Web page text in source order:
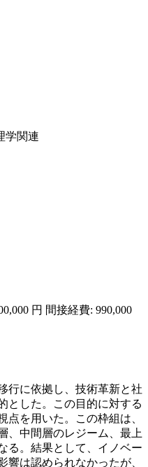
学関連
円 間接経費: 990,000
行に依拠し、技術革新と社
とした。この目的に対する
点を用いた。この枠組は、
、中間層のレジーム、最上
る。結果として、イノベー
響は認められなかったが、